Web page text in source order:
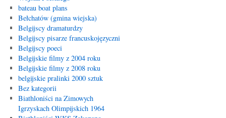
bateau boat plans
Bełchatów (gmina wiejska)
Belgijscy dramaturdzy
Belgijscy pisarze francuskojęzyczni
Belgijscy poeci
Belgijskie filmy z 2004 roku
Belgijskie filmy z 2008 roku
belgijskie pralinki 2000 sztuk
Bez kategorii
Biathloniści na Zimowych
Igrzyskach Olimpijskich 1964